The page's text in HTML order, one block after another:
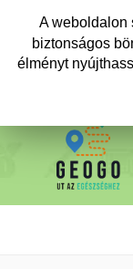
A weboldalon
biztonságos
élményt